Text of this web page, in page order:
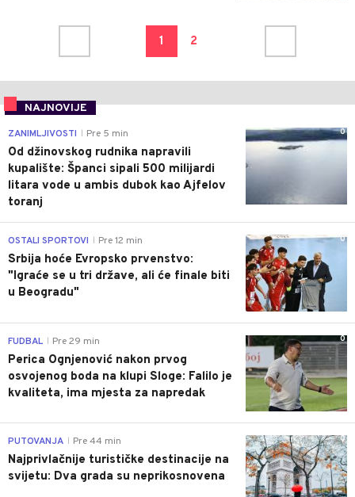
1 2
NAJNOVIJE
0
ZANIMLJIVOSTI Pre 5 min
Od džinovskog rudnika napravili
kupalište: Španci sipali 500 milijardi
litara vode u ambis dubok kao Ajfelov
toranj
0
OSTALI SPORTOVI Pre 12 min
Srbija hoće Evropsko prvenstvo:
"Igraće se u tri države, ali će finale biti
u Beogradu"
0
FUDBAL Pre 29 min
Perica Ognjenović nakon prvog
osvojenog boda na klupi Sloge: Falilo je
kvaliteta, ima mjesta za napredak
0
PUTOVANJA Pre 44 min
Najprivlačnije turističke destinacije na
svijetu: Dva grada su neprikosnovena